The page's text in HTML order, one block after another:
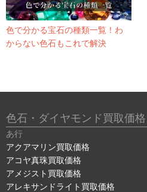
色で分かる宝石の種類一覧！わ
からない色石もこれで解決
色石・ダイヤモンド買取価格
あ行
アクアマリン買取価格
アコヤ真珠買取価格
アメジスト買取価格
アレキサンドライト買取価格